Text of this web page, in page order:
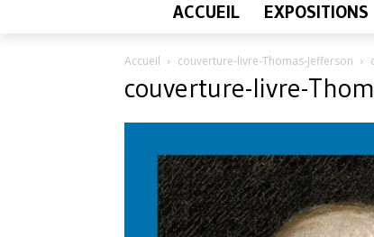
ACCUEIL EXPOSITIONS
Accueil couverture-livre-Thomas-Jefferson
couverture-livre-